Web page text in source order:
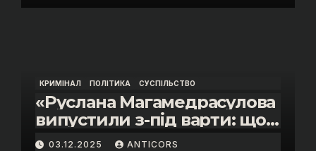
Василя Пупени»
КРИМІНАЛ ПОЛІТИКА СУСПІЛЬСТВО
«Руслана Магамедрасулова
випустили з-під варти: що
відбувалось у залі суду»
03.12.2025 ANTICORS